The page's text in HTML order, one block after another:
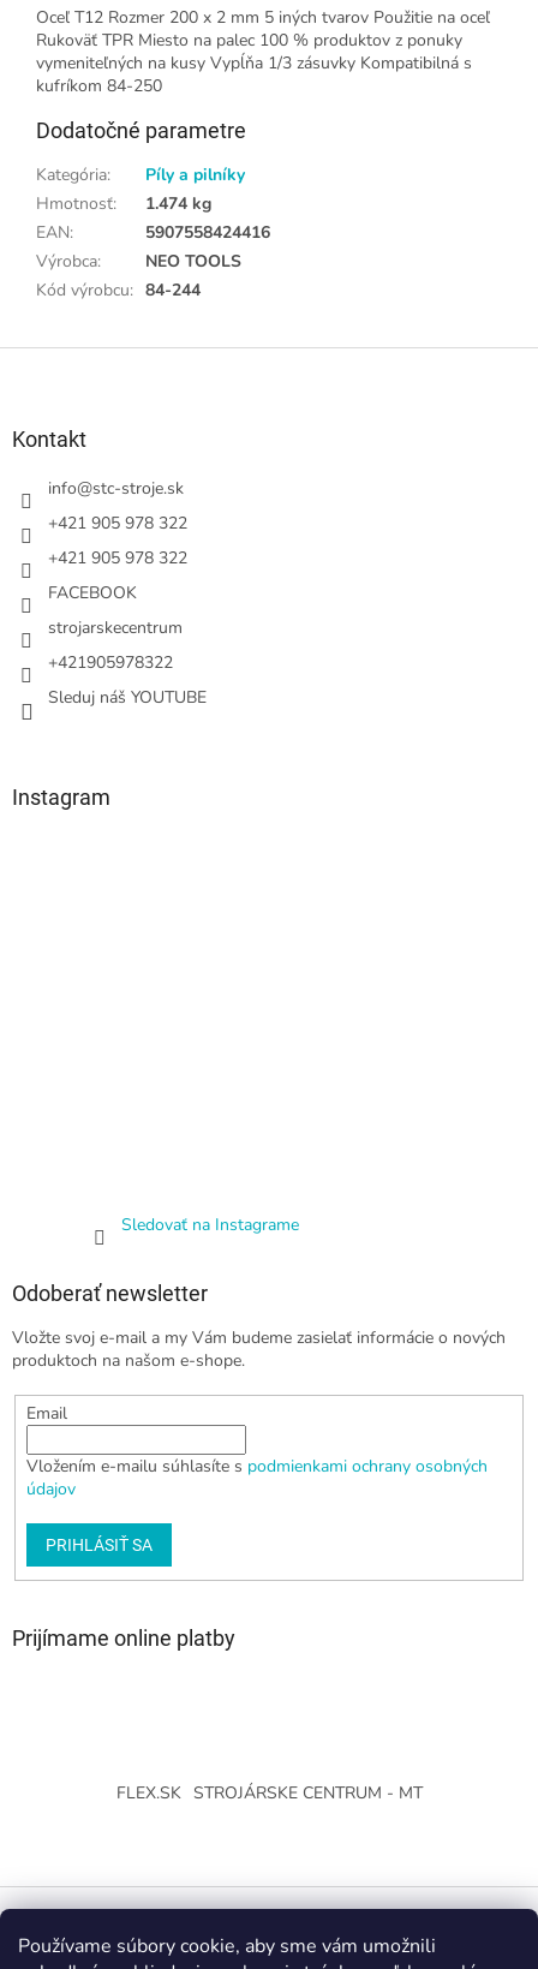
Používame súbory cookie, aby sme vám umožnili
Oceľ T12 Rozmer 200 x 2 mm 5 iných tvarov Použitie na oceľ
Rukoväť TPR Miesto na palec 100 % produktov z ponuky
vymeniteľných na kusy Vypĺňa 1/3 zásuvky Kompatibilná s
kufríkom 84-250
Dodatočné parametre
Kategória:
Píly a pilníky
Hmotnosť:
1.474 kg
EAN:
5907558424416
Výrobca:
NEO TOOLS
Kód výrobcu: 84-244
Kontakt
info@stc-stroje.sk
+421 905 978 322
+421 905 978 322
FACEBOOK
strojarskecentrum
+421905978322
Sleduj náš YOUTUBE
Instagram
Sledovať na Instagrame
Odoberať newsletter
Vložte svoj e-mail a my Vám budeme zasielať informácie o nových
produktoch na našom e-shope.
Email
Vložením e-mailu súhlasíte s podmienkami ochrany osobných
údajov
PRIHLÁSIŤ SA
Prijímame online platby
FLEX.SK STROJÁRSKE CENTRUM - MT
Vytvoril Shoptet